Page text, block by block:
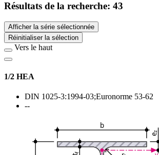
Résultats de la recherche: 43
Afficher la série sélectionnée
Réinitialiser la sélection
Vers le haut
1/2 HEA
DIN 1025-3:1994-03;Euronorme 53-62
--
b
t
f
e
z